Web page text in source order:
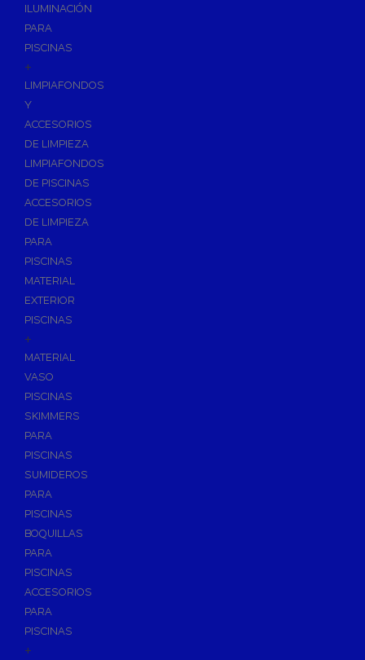
ILUMINACIÓN
PARA
PISCINAS
+
LIMPIAFONDOS
Y
ACCESORIOS
DE LIMPIEZA
LIMPIAFONDOS
DE PISCINAS
ACCESORIOS
DE LIMPIEZA
PARA
PISCINAS
MATERIAL
EXTERIOR
PISCINAS
+
MATERIAL
VASO
PISCINAS
SKIMMERS
PARA
PISCINAS
SUMIDEROS
PARA
PISCINAS
BOQUILLAS
PARA
PISCINAS
ACCESORIOS
PARA
PISCINAS
+